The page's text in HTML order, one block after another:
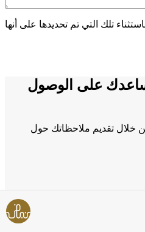
تلك التي تم تحديدها على أنها
على الوصول
خلال تقديم ملاحظاتك حول
الخاص بنا أو رقميًا